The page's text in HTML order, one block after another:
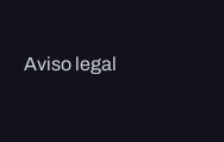
Aviso legal